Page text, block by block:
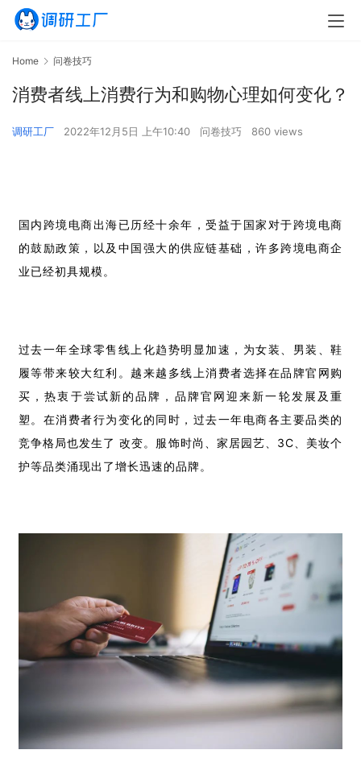
Home 问卷技巧
消费者线上消费行为和购物心理如何变化？
调研工厂 2022年12月5日 上午10:40 问卷技巧 860 views
国内跨境电商出海已历经十余年，受益于国家对于跨境电商
的鼓励政策，以及中国强大的供应链基础，许多跨境电商企
业已经初具规模。
过去一年全球零售线上化趋势明显加速，为女装、男装、鞋
履等带来较大红利。越来越多线上消费者选择在品牌官网购
买，热衷于尝试新的品牌，品牌官网迎来新一轮发展及重
塑。在消费者行为变化的同时，过去一年电商各主要品类的
竞争格局也发生了 改变。服饰时尚、家居园艺、3C、美妆个
护等品类涌现出了增长迅速的品牌。